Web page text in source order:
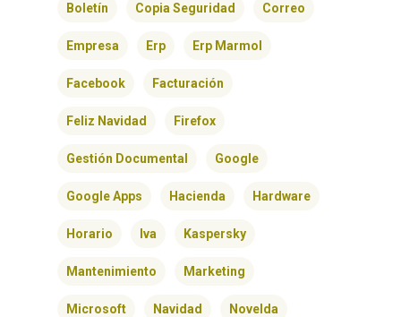
Boletín Copia Seguridad Correo
Empresa Erp Erp Marmol
Facebook Facturación
Feliz Navidad Firefox
Gestión Documental Google
Google Apps Hacienda Hardware
Horario Iva Kaspersky
Mantenimiento Marketing
Microsoft Navidad Novelda